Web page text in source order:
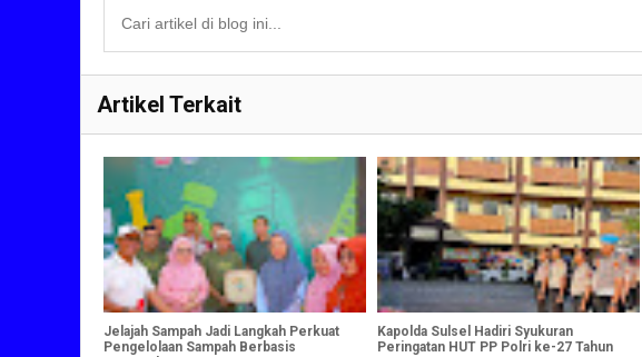
Artikel Terkait
Jelajah Sampah Jadi Langkah Perkuat
Pengelolaan Sampah Berbasis
Kapolda Sulsel Hadiri Syukuran
Peringatan HUT PP Polri ke-27 Tahun